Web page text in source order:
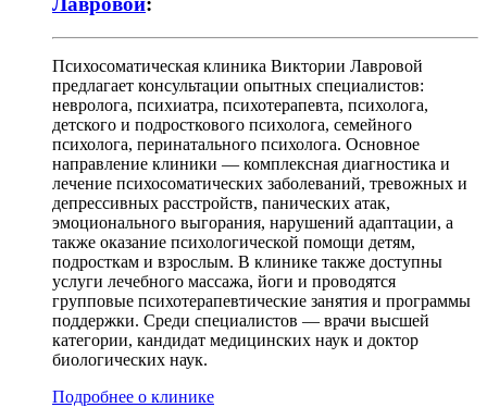
Психосоматическая клиника Виктории Лавровой
предлагает консультации опытных специалистов:
невролога, психиатра, психотерапевта, психолога,
детского и подросткового психолога, семейного
психолога, перинатального психолога. Основное
направление клиники — комплексная диагностика и
лечение психосоматических заболеваний, тревожных и
депрессивных расстройств, панических атак,
эмоционального выгорания, нарушений адаптации, а
также оказание психологической помощи детям,
подросткам и взрослым. В клинике также доступны
услуги лечебного массажа, йоги и проводятся
групповые психотерапевтические занятия и программы
поддержки. Среди специалистов — врачи высшей
категории, кандидат медицинских наук и доктор
биологических наук.
Подробнее о клинике